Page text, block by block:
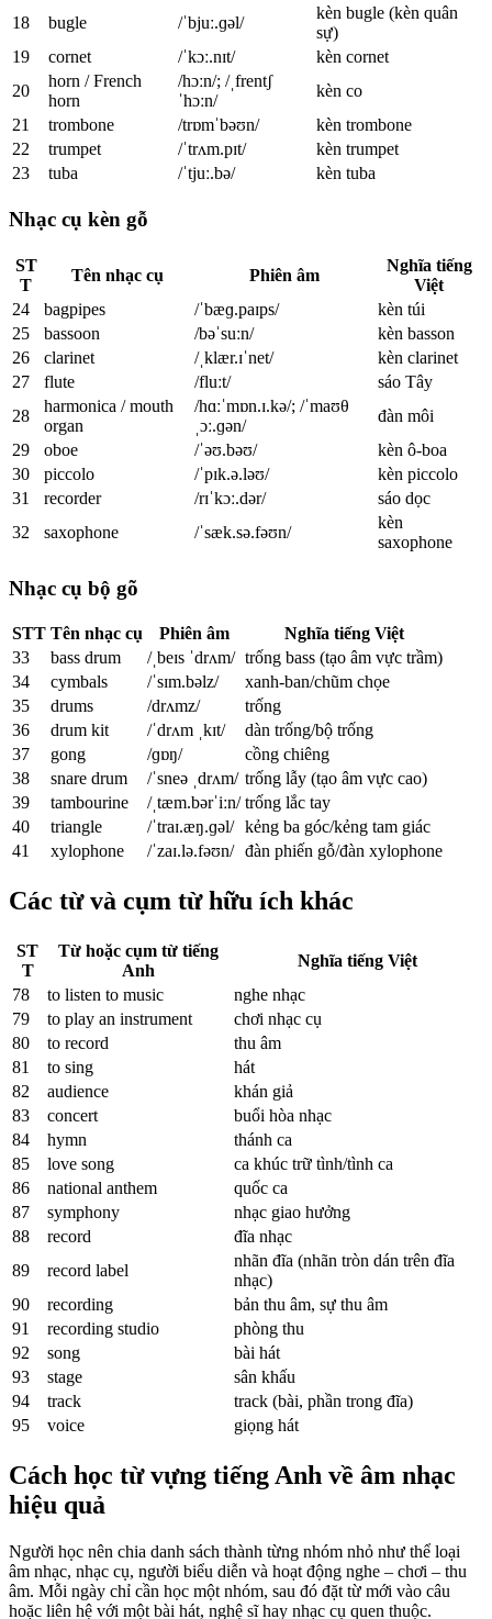
18 bugle /ˈbjuː.ɡəl/
kèn bugle (kèn quân
sự)
19
cornet /ˈkɔː.nɪt/
kèn cornet
20
horn / French
horn
/hɔːn/; /ˌfrentʃ
ˈhɔːn/
kèn co
21
trombone /trɒmˈbəʊn/
kèn trombone
22
trumpet /ˈtrʌm.pɪt/
kèn trumpet
23
tuba /ˈtjuː.bə/ kèn tuba
Nhạc cụ kèn gỗ
ST
T
Tên nhạc cụ Phiên âm
Nghĩa tiếng
Việt
24
bagpipes /ˈbæɡ.paɪps/
kèn túi
25
bassoon /bəˈsuːn/
kèn basson
26
clarinet /ˌklær.ɪˈnet/
kèn clarinet
27
flute /fluːt/
sáo Tây
28
harmonica / mouth
organ
/hɑːˈmɒn.ɪ.kə/; /ˈmaʊθ
ˌɔː.ɡən/
đàn môi
29
oboe /ˈəʊ.bəʊ/
kèn ô-boa
30
piccolo /ˈpɪk.ə.ləʊ/
kèn piccolo
31
recorder /rɪˈkɔː.dər/
sáo dọc
32
saxophone /ˈsæk.sə.fəʊn/
kèn
saxophone
Nhạc cụ bộ gõ
STT Tên nhạc cụ Phiên âm
Nghĩa tiếng Việt
33
bass drum /ˌbeɪs ˈdrʌm/ trống bass (tạo âm vực trầm)
34
cymbals /ˈsɪm.bəlz/
xanh-ban/chũm chọe
35
drums /drʌmz/
trống
36
drum kit /ˈdrʌm ˌkɪt/
dàn trống/bộ trống
37
gong /ɡɒŋ/
cồng chiêng
38
snare drum /ˈsneə ˌdrʌm/ trống lẫy (tạo âm vực cao)
39
tambourine /ˌtæm.bərˈiːn/ trống lắc tay
40
triangle /ˈtraɪ.æŋ.ɡəl/ kẻng ba góc/kẻng tam giác
41
xylophone /ˈzaɪ.lə.fəʊn/ đàn phiến gỗ/đàn xylophone
Các từ và cụm từ hữu ích khác
ST
T
Từ hoặc cụm từ tiếng
Anh
Nghĩa tiếng Việt
78
to listen to music
nghe nhạc
79
to play an instrument
chơi nhạc cụ
80
to record
thu âm
81
to sing
hát
82
audience
khán giả
83
concert
buổi hòa nhạc
84
hymn
thánh ca
85
love song
ca khúc trữ tình/tình ca
86
national anthem
quốc ca
87
symphony
nhạc giao hưởng
88
record
đĩa nhạc
89
record label
nhãn đĩa (nhãn tròn dán trên đĩa
nhạc)
90
recording
bản thu âm, sự thu âm
91
recording studio
phòng thu
92
song
bài hát
93
stage
sân khấu
94
track
track (bài, phần trong đĩa)
95
voice giọng hát
Cách học từ vựng tiếng Anh về âm nhạc
hiệu quả
Người học nên chia danh sách thành từng nhóm nhỏ như thể loại
âm nhạc, nhạc cụ, người biểu diễn và hoạt động nghe – chơi – thu
âm. Mỗi ngày chỉ cần học một nhóm, sau đó đặt từ mới vào câu
hoặc liên hệ với một bài hát, nghệ sĩ hay nhạc cụ quen thuộc.